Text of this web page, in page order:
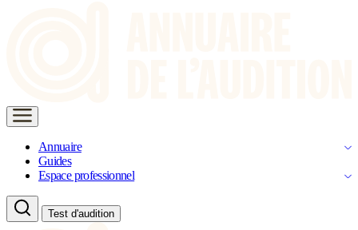
Annuaire
Guides
Espace professionnel
Test d'audition